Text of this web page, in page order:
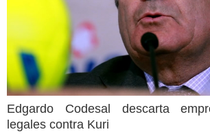
Edgardo Codesal descarta
legales contra Kuri